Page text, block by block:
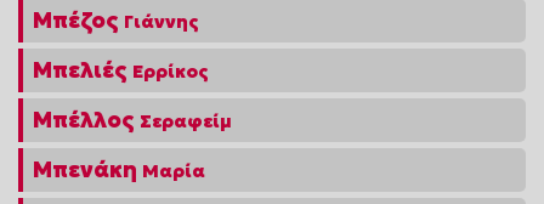
Μπέζος Γιάννης
Μπελιές Ερρίκος
Μπέλλος Σεραφείμ
Μπενάκη Μαρία